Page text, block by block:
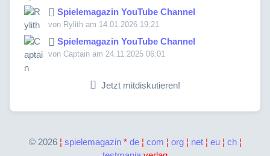
Spielemagazin YouTube Channel
von Rylith am 14.01.2026 19:21
Spielemagazin YouTube Channel
von Captain am 24.11.2025 06:01
Jetzt mitdiskutieren!
© 2026 ¦ spielemagazin* de ¦ com ¦ org ¦ net ¦ eu ¦ ch ¦